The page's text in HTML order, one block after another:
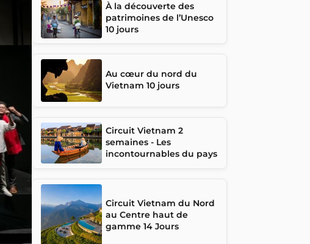
À la découverte des
patrimoines de l’Unesco
10 jours
Au cœur du nord du
Vietnam 10 jours
Circuit Vietnam 2
semaines - Les
incontournables du pays
Circuit Vietnam du Nord
au Centre haut de
gamme 14 Jours